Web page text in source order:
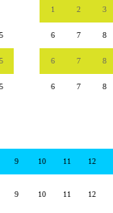
1 2 3
5 6 7 8
5 6 7 8
5 6 7 8
9 10 11 12
9 10 11 12